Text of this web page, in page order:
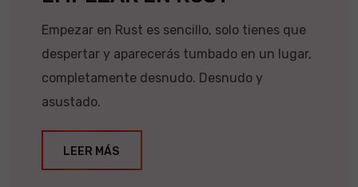
Empezar en Rust es sencillo, solo tienes que
despertar y aparecerás tumbado en un lugar,
completamente desnudo. Desnudo y
asustado.
LEER MÁS